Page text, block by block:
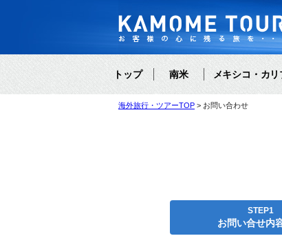
トップ 南米 メキシコ・カリ
海外旅行・ツアーTOP お問い合わせ
STEP1
お問い合せ内